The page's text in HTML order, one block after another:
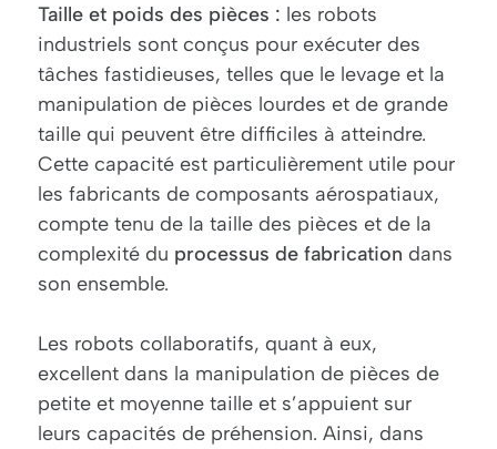
Taille et poids des pièces : les robots
industriels sont conçus pour exécuter des
tâches fastidieuses, telles que le levage et la
manipulation de pièces lourdes et de grande
taille qui peuvent être difficiles à atteindre.
Cette capacité est particulièrement utile pour
les fabricants de composants aérospatiaux,
compte tenu de la taille des pièces et de la
complexité du processus de fabrication dans
son ensemble.
Les robots collaboratifs, quant à eux,
excellent dans la manipulation de pièces de
petite et moyenne taille et s’appuient sur
leurs capacités de préhension. Ainsi, dans